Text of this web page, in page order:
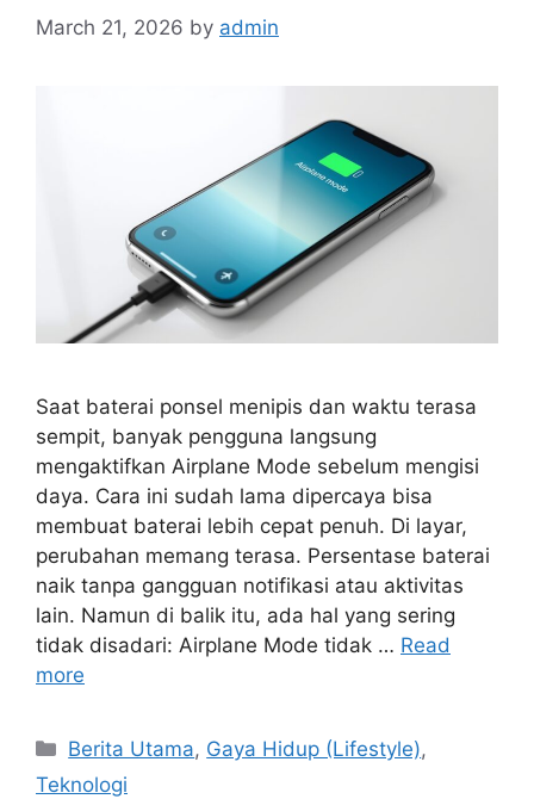
March 21, 2026 by admin
Saat baterai ponsel menipis dan waktu terasa
sempit, banyak pengguna langsung
mengaktifkan Airplane Mode sebelum mengisi
daya. Cara ini sudah lama dipercaya bisa
membuat baterai lebih cepat penuh. Di layar,
perubahan memang terasa. Persentase baterai
naik tanpa gangguan notifikasi atau aktivitas
lain. Namun di balik itu, ada hal yang sering
tidak disadari: Airplane Mode tidak … Read
more
C
a
Berita Utama, Gaya Hidup (Lifestyle),
Teknologi